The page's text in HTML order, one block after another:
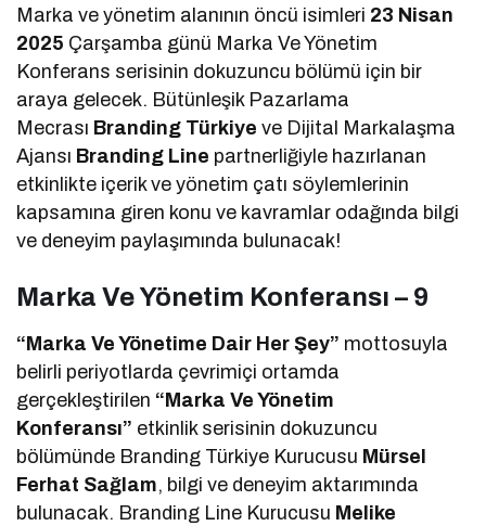
Marka ve yönetim alanının öncü isimleri 23 Nisan
2025 Çarşamba günü Marka Ve Yönetim
Konferans serisinin dokuzuncu bölümü için bir
araya gelecek. Bütünleşik Pazarlama
Mecrası Branding Türkiye ve Dijital Markalaşma
Ajansı Branding Line partnerliğiyle hazırlanan
etkinlikte içerik ve yönetim çatı söylemlerinin
kapsamına giren konu ve kavramlar odağında bilgi
ve deneyim paylaşımında bulunacak!
Marka Ve Yönetim Konferansı – 9
“Marka Ve Yönetime Dair Her Şey” mottosuyla
belirli periyotlarda çevrimiçi ortamda
gerçekleştirilen “Marka Ve Yönetim
Konferansı” etkinlik serisinin dokuzuncu
bölümünde Branding Türkiye Kurucusu Mürsel
Ferhat Sağlam, bilgi ve deneyim aktarımında
bulunacak. Branding Line Kurucusu Melike